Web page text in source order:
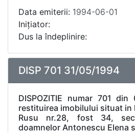
Data emiterii: 1994-06-01
Inițiator:
Dus la îndeplinire:
DISP 701 31/05/1994
DISPOZITIE numar 701
restituirea imobilului situat in
Rusu nr.28, fost 34,
doamnelor Antonescu Elena